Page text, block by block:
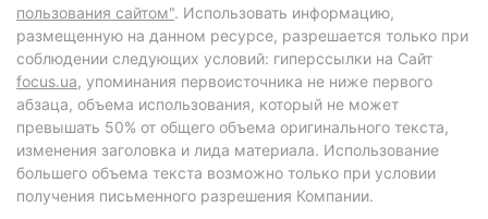
пользования сайтом". Использовать информацию,
размещенную на данном ресурсе, разрешается только при
соблюдении следующих условий: гиперссылки на Сайт
focus.ua, упоминания первоисточника не ниже первого
абзаца, объема использования, который не может
превышать 50% от общего объема оригинального текста,
изменения заголовка и лида материала. Использование
большего объема текста возможно только при условии
получения письменного разрешения Компании.